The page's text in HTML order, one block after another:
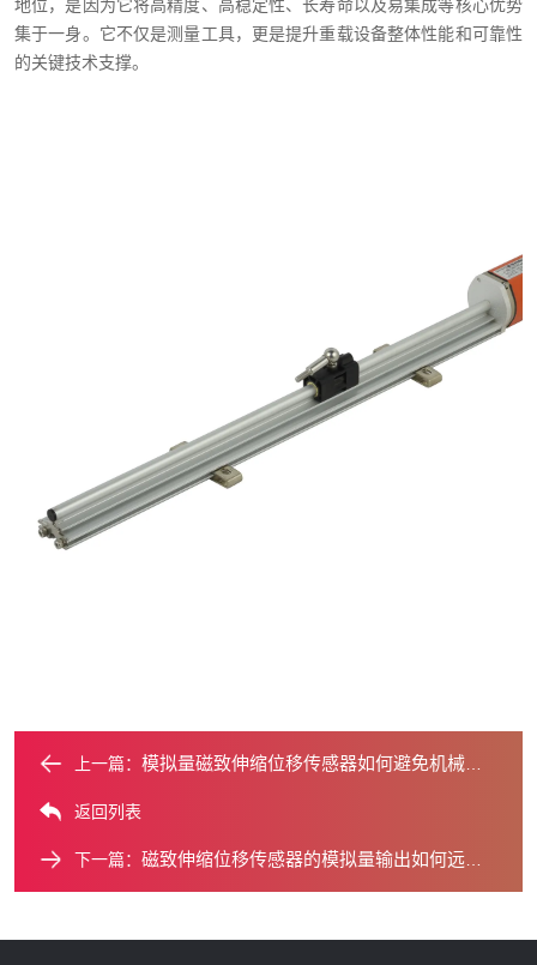
地位，是因为它将高精度、高稳定性、长寿命以及易集成等核心优势
集于一身。它不仅是测量工具，更是提升重载设备整体性能和可靠性
的关键技术支撑。
上一篇： 模拟量磁致伸缩位移传感器如何避免机械磨损误差？
返回列表
下一篇： 磁致伸缩位移传感器的模拟量输出如何远传？